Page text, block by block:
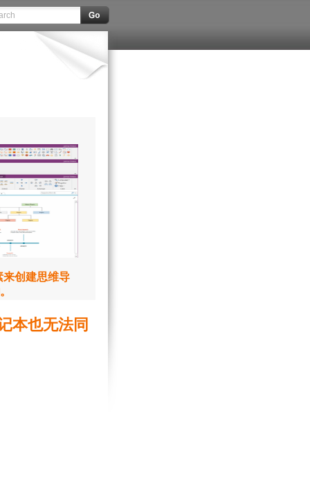
创建思维导
本也无法同